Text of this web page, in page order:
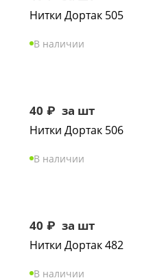
Нитки Дортак 505
В наличии
40 ₽ за шт
Нитки Дортак 506
В наличии
40 ₽ за шт
Нитки Дортак 482
В наличии